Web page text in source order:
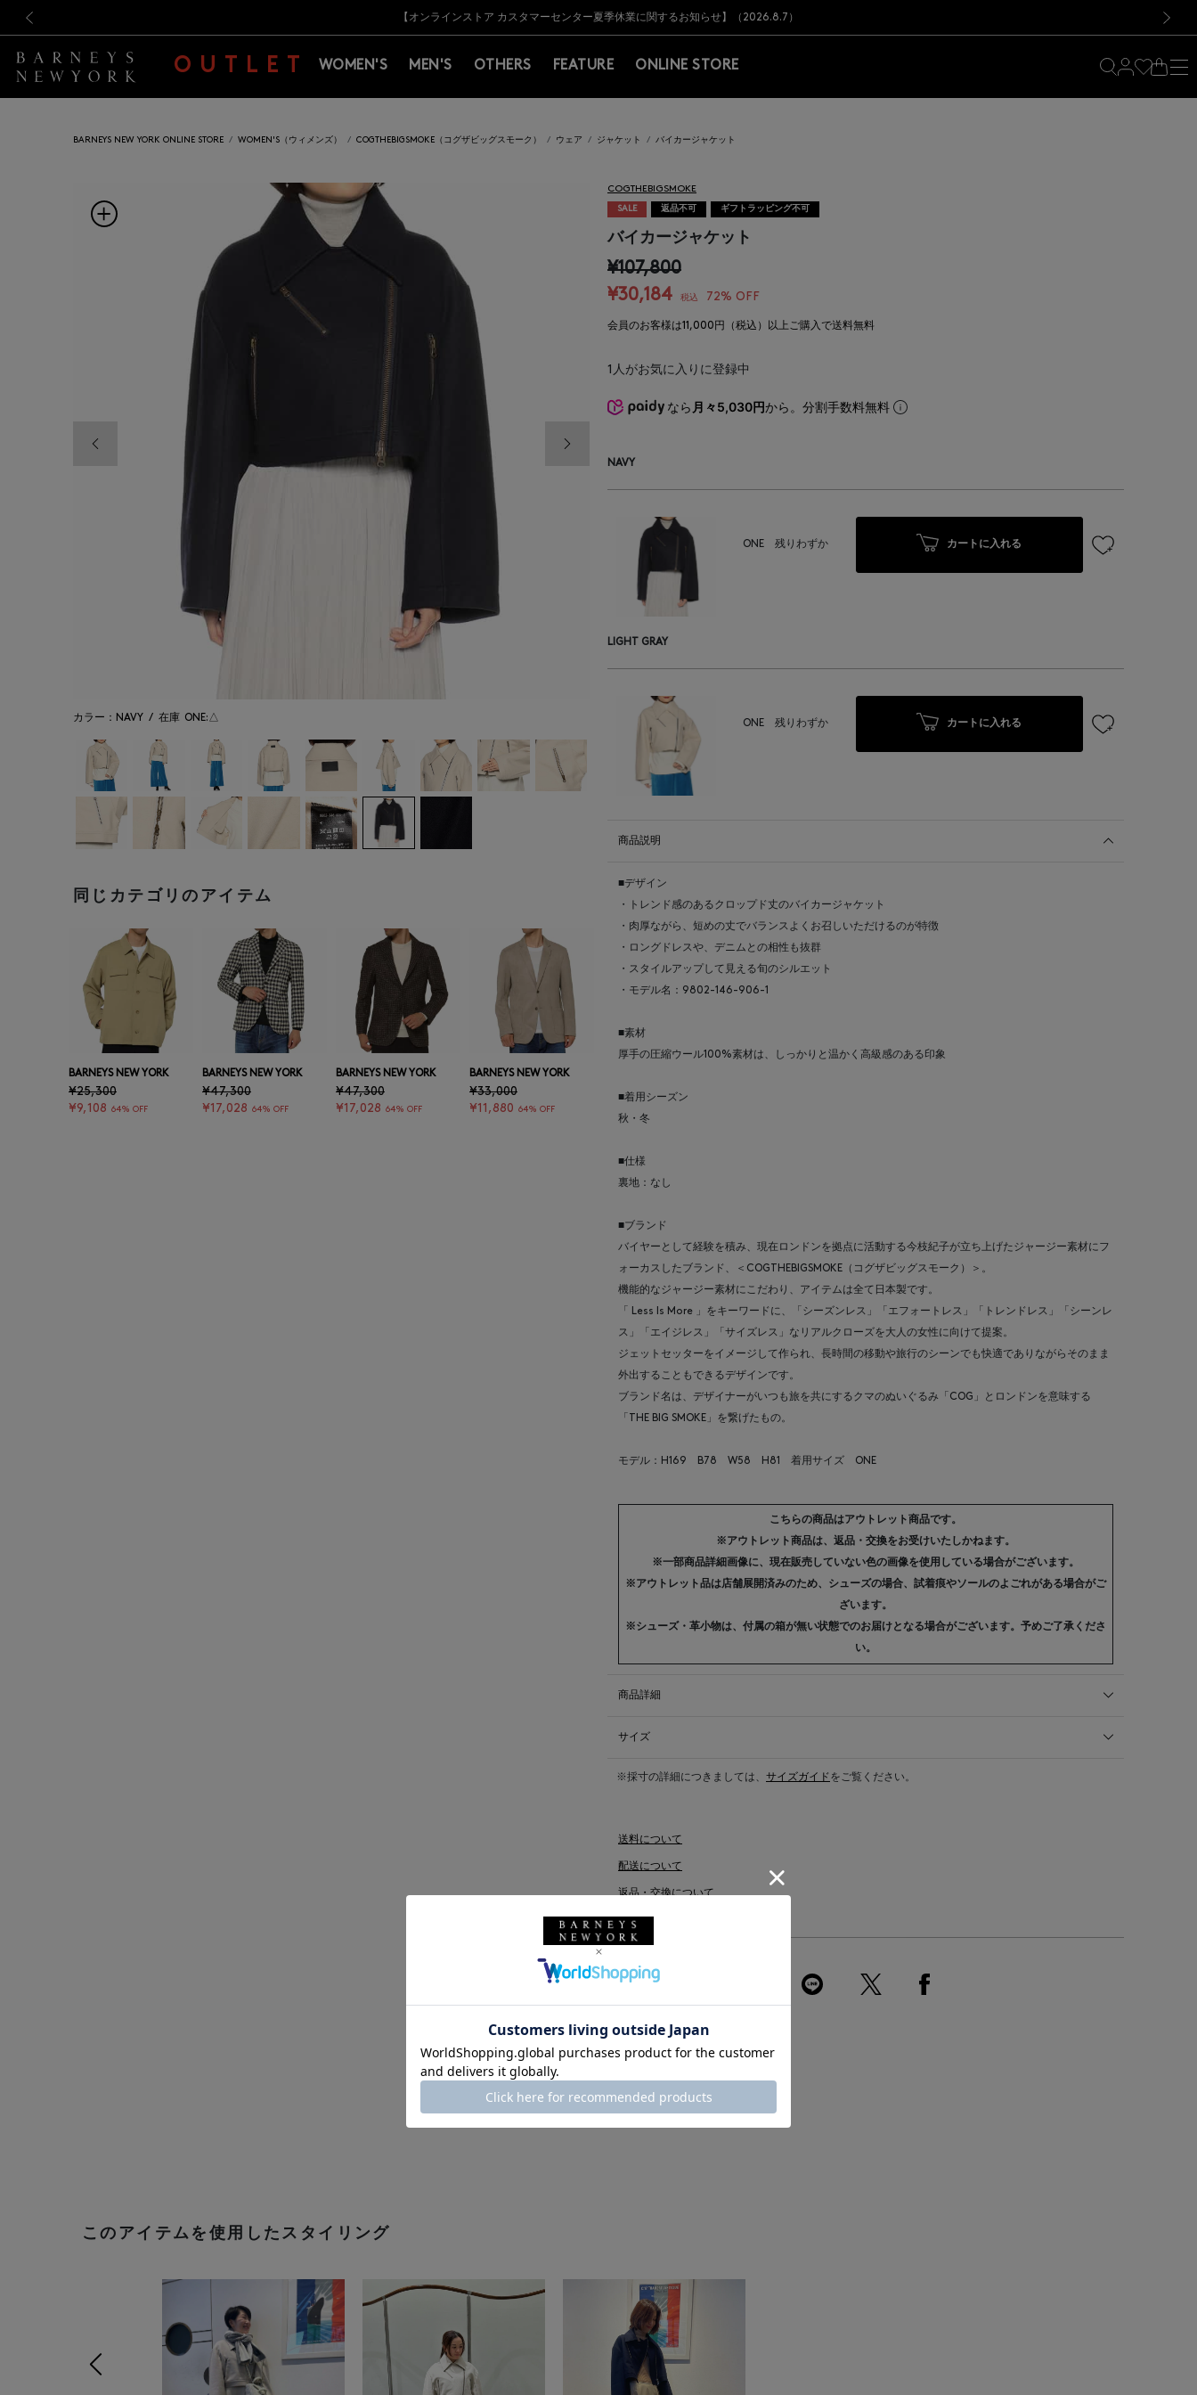
新規登録のお客様も対象！＜MY BARNEYS＞会員のお客様は11,000円（税込）以上のお買上げで常時送料無料！お買い物の際は会員登録を！
【夏季休業に伴う出荷一時停止のお知らせ】(2026.8.7)
【オンラインストア カスタマーセンター夏季休業に関するお知らせ】（2026.8.7）
【夏季休業に伴う返品・交換承り一時停止のお知らせ】（2026.8.5）
熊本県を中心とした地震の影響によるお荷物のお届けについて
【開催中】SUMMER SALEのご案内・ご注意事項
新規登録のお客様も対象！＜MY BARNEYS＞会員のお客様は11,000円（税込）以上のお買上げで常時送料無料！お買い物の際は会員登録を！
【夏季休業に伴う出荷一時停止のお知らせ】(2026.8.7)
OUTLET WOMEN'S MEN'S OTHERS FEATURE ONLINE STORE
BARNEYS NEW YORK ONLINE STORE WOMEN'S（ウィメンズ） COGTHEBIGSMOKE（コグザビッグスモーク） ウェア ジャケット バイカージャケット
カラー：NAVY / 在庫 ONE:△
同じカテゴリのアイテム
BARNEYS NEW YORK
¥25,300
¥9,108 64% OFF
BARNEYS NEW YORK
¥47,300
¥17,028 64% OFF
BARNEYS NEW YORK
¥47,300
¥17,028 64% OFF
BARNEYS NEW YORK
¥33,000
¥11,880 64% OFF
COGTHEBIGSMOKE
SALE
返品不可 ギフトラッピング不可
バイカージャケット
¥107,800
¥30,184
税込 72% OFF
会員のお客様は11,000円（税込）以上ご購入で送料無料
1 人がお気に入りに登録中
なら 月々5,030円から。分割手数料無料
NAVY
ONE 残りわずか カートに入れる
LIGHT GRAY
ONE 残りわずか カートに入れる
商品説明
■デザイン
・トレンド感のあるクロップド丈のバイカージャケット
・肉厚ながら、短めの丈でバランスよくお召しいただけるのが特徴
・ロングドレスや、デニムとの相性も抜群
・スタイルアップして見える旬のシルエット
・モデル名：9802-146-906-1
■素材
厚手の圧縮ウール100%素材は、しっかりと温かく高級感のある印象
■着用シーズン
秋・冬
■仕様
裏地：なし
■ブランド
バイヤーとして経験を積み、現在ロンドンを拠点に活動する今枝紀子が立ち上げたジャージー素材にフ
ォーカスしたブランド、＜COGTHEBIGSMOKE（コグザビッグスモーク）＞。
機能的なジャージー素材にこだわり、アイテムは全て日本製です。
「 Less Is More 」をキーワードに、「シーズンレス」「エフォートレス」「トレンドレス」「シーンレ
ス」「エイジレス」「サイズレス」なリアルクローズを大人の女性に向けて提案。
ジェットセッターをイメージして作られ、長時間の移動や旅行のシーンでも快適でありながらそのまま
外出することもできるデザインです。
ブランド名は、デザイナーがいつも旅を共にするクマのぬいぐるみ「COG」とロンドンを意味する
「THE BIG SMOKE」を繋げたもの。
モデル：H169 B78 W58 H81 着用サイズ ONE
こちらの商品はアウトレット商品です。
※アウトレット商品は、返品・交換をお受けいたしかねます。
※一部商品詳細画像に、現在販売していない色の画像を使用している場合がございます。
※アウトレット品は店舗展開済みのため、シューズの場合、試着痕やソールのよごれがある場合がご
ざいます。
※シューズ・革小物は、付属の箱が無い状態でのお届けとなる場合がございます。予めご了承くださ
い。
商品詳細
サイズ
※採寸の詳細につきましては、 サイズガイドをご覧ください。
送料について
配送について
返品・交換について
このアイテムを使用したスタイリング